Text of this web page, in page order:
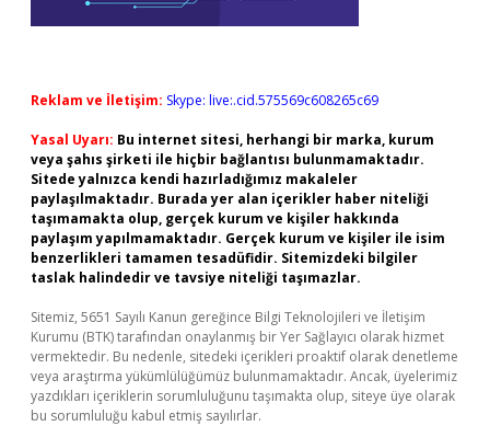
Reklam ve İletişim: Skype: live:.cid.575569c608265c69
Yasal Uyarı: Bu internet sitesi, herhangi bir marka, kurum
veya şahıs şirketi ile hiçbir bağlantısı bulunmamaktadır.
Sitede yalnızca kendi hazırladığımız makaleler
paylaşılmaktadır. Burada yer alan içerikler haber niteliği
taşımamakta olup, gerçek kurum ve kişiler hakkında
paylaşım yapılmamaktadır. Gerçek kurum ve kişiler ile isim
benzerlikleri tamamen tesadüfidir. Sitemizdeki bilgiler
taslak halindedir ve tavsiye niteliği taşımazlar.
Sitemiz, 5651 Sayılı Kanun gereğince Bilgi Teknolojileri ve İletişim
Kurumu (BTK) tarafından onaylanmış bir Yer Sağlayıcı olarak hizmet
vermektedir. Bu nedenle, sitedeki içerikleri proaktif olarak denetleme
veya araştırma yükümlülüğümüz bulunmamaktadır. Ancak, üyelerimiz
yazdıkları içeriklerin sorumluluğunu taşımakta olup, siteye üye olarak
bu sorumluluğu kabul etmiş sayılırlar.